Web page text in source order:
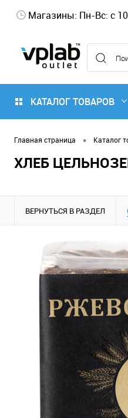
Магазины: Пн-Вс: с
КАТАЛОГ ТОВАРОВ
Главная страница • Каталог
ХЛЕБ
ВЕРНУТЬСЯ В РАЗДЕЛ